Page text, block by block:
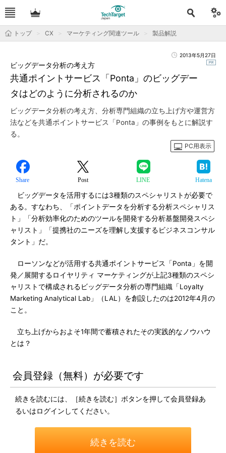
トップ CX マーケティング関連ツール 製品解説
2013年5月27日
共通ポイントサービス「Ponta」のビッグデー
タはどのように分析されるのか
ビッグデータ分析の考え方
ビッグデータ分析の考え方、分析専門組織の立ち上げ方や運営方
法などを共通ポイントサービス「Ponta」の事例をもとに解説す
る。
PC用表示
Share Post LINE Hatena
ビッグデータを活用するには3種類のスペシャリストが必要で
ある。すなわち、「ポイントデータを分析する分析スペシャリス
ト」「分析効率化のためのツールを開発する分析基盤開発スペシ
ャリスト」「提携社のニーズを理解し支援するビジネスコンサル
タント」だ。
ローソンなどが活用する共通ポイントサービス「Ponta」を開
発／展開するロイヤリティ マーケティングが上記3種類のスペシ
ャリストで構成されるビッグデータ分析の専門組織「Loyalty
Marketing Analytical Lab」（LAL）を創設したのは2012年4月の
こと。
立ち上げからおよそ1年間で蓄積されたその実践的なノウハウ
とは？
会員登録（無料）が必要です
続きを読むには、［続きを読む］ボタンを押して会員登録あ
るいはログインしてください。
続きを読む